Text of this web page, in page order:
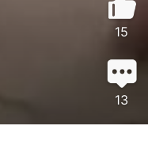
15
13